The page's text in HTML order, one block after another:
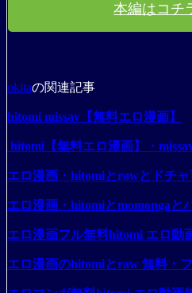
本編はコチ
okitaの関連記事
hitomi missav【無料エロ漫画】
hitomi【無料エロ漫画】・
エロ漫画・hitomiとrawとドチ
エロ漫画・hitomiとmomongaと
エロ漫画フル無料hitomi エロ動
エロ漫画のhitomiとraw 無料・